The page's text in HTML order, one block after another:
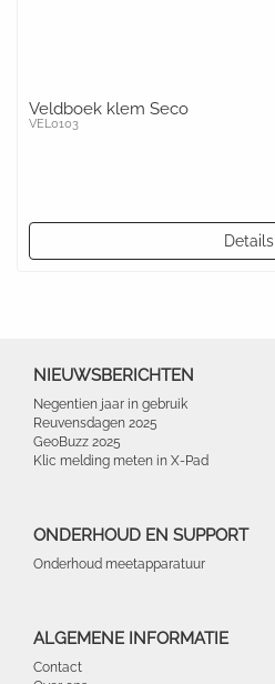
Veldboek klem Seco
VEL0103
Details
NIEUWSBERICHTEN
Negentien jaar in gebruik
Reuvensdagen 2025
GeoBuzz 2025
Klic melding meten in X-Pad
ONDERHOUD EN SUPPORT
Onderhoud meetapparatuur
ALGEMENE INFORMATIE
Contact